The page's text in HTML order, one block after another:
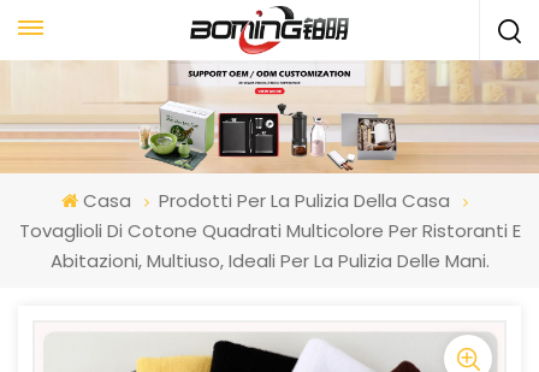
Casa
Prodotti Per La Pulizia Della Casa
Tovaglioli Di Cotone Quadrati Multicolore Per Ristoranti E
Abitazioni, Multiuso, Ideali Per La Pulizia Delle Mani.